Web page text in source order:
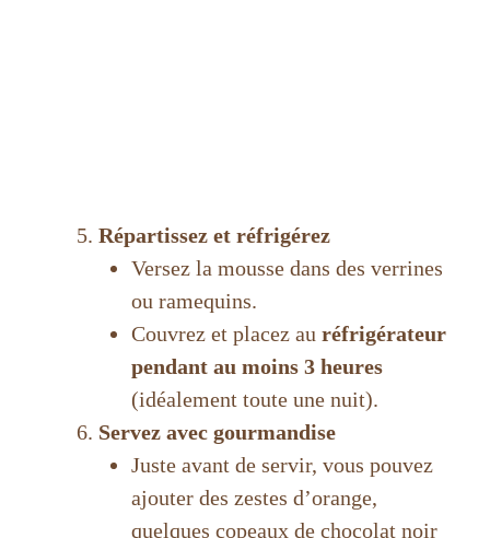
Répartissez et réfrigérez
Versez la mousse dans des verrines
ou ramequins.
Couvrez et placez au réfrigérateur
pendant au moins 3 heures
(idéalement toute une nuit).
Servez avec gourmandise
Juste avant de servir, vous pouvez
ajouter des zestes d’orange,
quelques copeaux de chocolat noir